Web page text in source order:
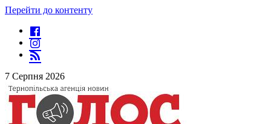
Перейти до контенту
7 Серпня 2026